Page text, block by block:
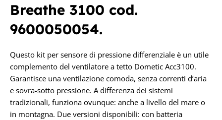
Breathe 3100 cod.
9600050054.
Questo kit per sensore di pressione differenziale è un utile
complemento del ventilatore a tetto Dometic Acc3100.
Garantisce una ventilazione comoda, senza correnti d’aria
e sovra-sotto pressione. A differenza dei sistemi
tradizionali, funziona ovunque: anche a livello del mare o
in montagna. Due versioni disponibili: con batteria